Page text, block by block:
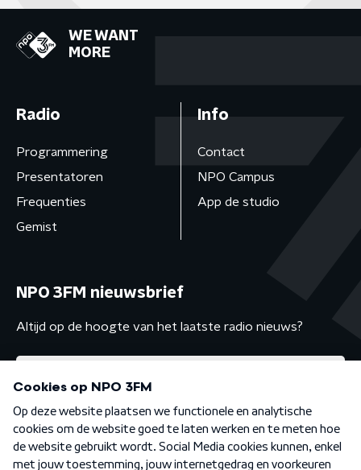
WE WANT
MORE
Radio
Programmering
Presentatoren
Frequenties
Gemist
Info
Contact
NPO Campus
App de studio
NPO 3FM nieuwsbrief
Altijd op de hoogte van het laatste radio nieuws?
Algemene voorwaarden Privacybeleid